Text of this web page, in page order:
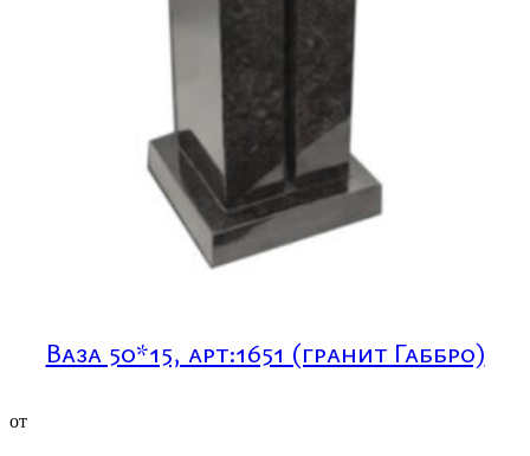
Ваза 50*15, арт:1651 (гранит Габбро)
от